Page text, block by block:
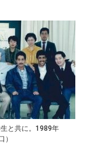
と共に。1989年
）